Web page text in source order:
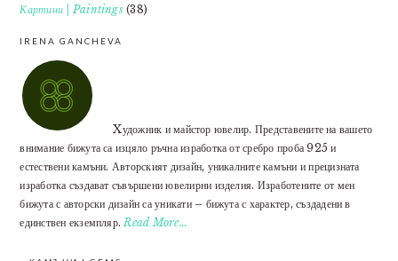
Картини | Paintings(38)
IRENA GANCHEVA
Xудожник и майстор ювелир. Представените на вашето
внимание бижута са изцяло ръчна изработка от сребро проба 925 и
естествени камъни. Авторският дизайн, уникалните камъни и прецизната
изработка създават съвършени ювелирни изделия. Изработените от мен
бижута с авторски дизайн са уникати – бижута с характер, създадени в
единствен екземпляр.Read More…